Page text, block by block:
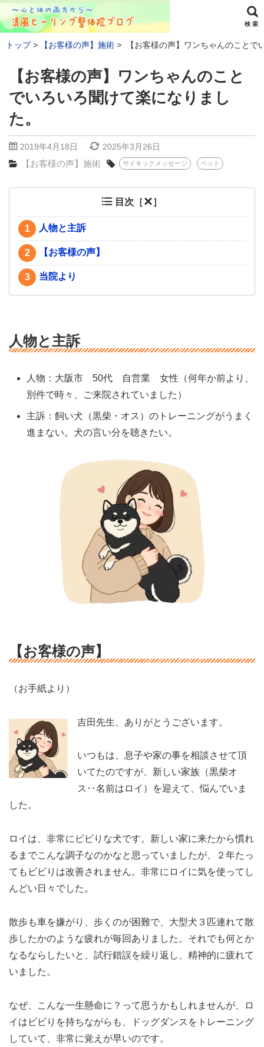
検 索
トップ 【お客様の声】施術 【お客様の声】ワンちゃんのことで
【お客様の声】ワンちゃんのこと
でいろいろ聞けて楽になりまし
た。
2019年4月18日 2025年3月26日
【お客様の声】施術 サイキックメッセージ ペット
目次［ ］
1 人物と主訴
2 【お客様の声】
3 当院より
人物と主訴
人物：大阪市 50代 自営業 女性（何年か前より、
別件で時々、ご来院されていました）
主訴：飼い犬（黒柴・オス）のトレーニングがうまく
進まない。犬の言い分を聴きたい。
【お客様の声】
（お手紙より）
吉田先生、ありがとうございます。
いつもは、息子や家の事を相談させて頂
いてたのですが、新しい家族（黒柴オ
ス‥名前はロイ）を迎えて、悩んでいま
した。
ロイは、非常にビビりな犬です。新しい家に来たから慣れ
るまでこんな調子なのかなと思っていましたが、２年たっ
てもビビりは改善されません。非常にロイに気を使ってし
んどい日々でした。
散歩も車を嫌がり、歩くのが困難で、大型犬３匹連れて散
歩したかのような疲れが毎回ありました。それでも何とか
なるならしたいと、試行錯誤を繰り返し、精神的に疲れて
いました。
なぜ、こんな一生懸命に？って思うかもしれませんが、ロ
イはビビりを持ちながらも、ドッグダンスをトレーニング
していて、非常に覚えが早いのです。